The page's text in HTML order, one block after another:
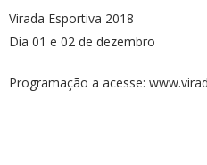
Virada Esportiva 2018
Dia 01 e 02 de dezembro
Programação a acesse: